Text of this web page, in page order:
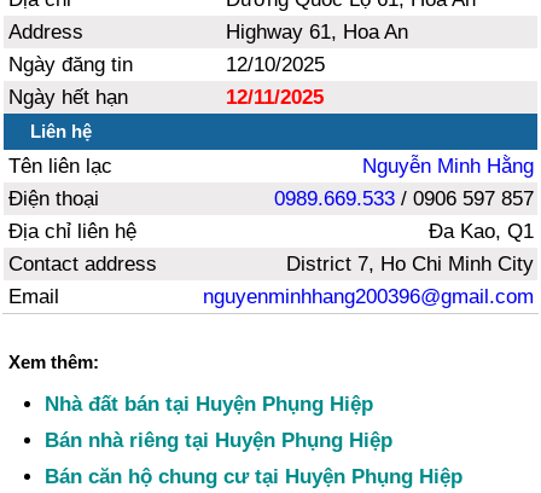
Address
Highway 61, Hoa An
Ngày đăng tin
12/10/2025
Ngày hết hạn
12/11/2025
Liên hệ
Tên liên lạc
Nguyễn Minh Hằng
Điện thoại
0989.669.533/ 0906 597 857
Địa chỉ liên hệ
Đa Kao, Q1
Contact address
District 7, Ho Chi Minh City
Email
nguyenminhhang200396@gmail.com
Xem thêm:
Nhà đất bán tại Huyện Phụng Hiệp
Bán nhà riêng tại Huyện Phụng Hiệp
Bán căn hộ chung cư tại Huyện Phụng Hiệp